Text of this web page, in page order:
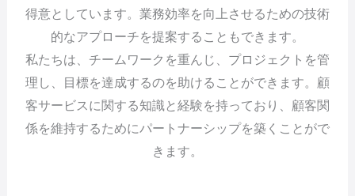
得意としています。業務効率を向上させるための技術
的なアプローチを提案することもできます。
私たちは、チームワークを重んじ、プロジェクトを管
理し、目標を達成するのを助けることができます。顧
客サービスに関する知識と経験を持っており、顧客関
係を維持するためにパートナーシップを築くことがで
きます。